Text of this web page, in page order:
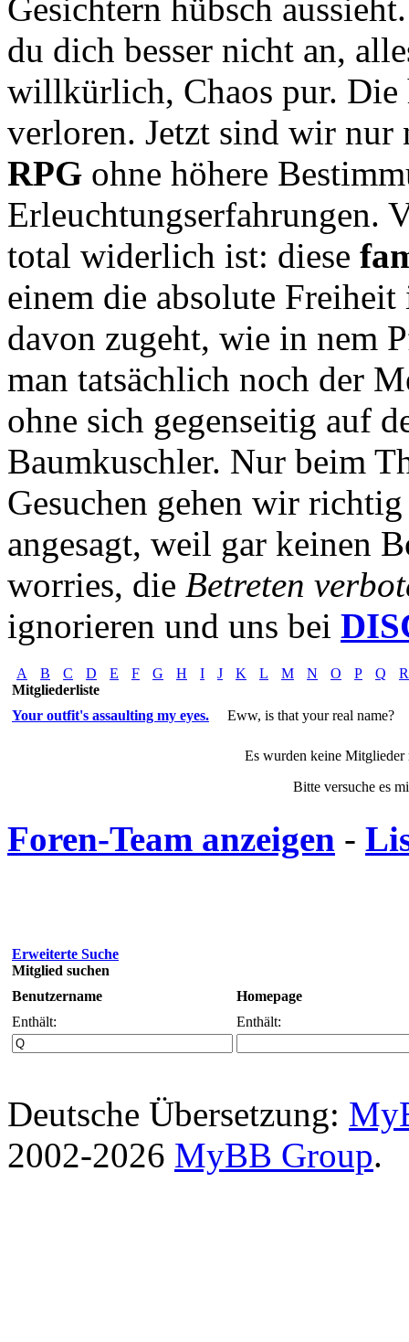
Gesichtern hübsch
du dich besser nicht an,
willkürlich, Chaos pur. Die
verloren. Jetzt sind wir nur
RPG ohne höhere
Erleuchtungserfahrungen.
total widerlich ist: diese
einem die absolute
davon zugeht, wie in nem
man tatsächlich noch der
ohne sich gegenseitig auf
Baumkuschler. Nur beim
Gesuchen gehen wir
angesagt, weil gar keinen
worries, die Betreten
ignorieren und uns bei
A B C D E F G H I J K L M N O P Q
R
Mitgliederliste
Your outfit's assaulting my eyes.
Eww, is that your real name?
Es wurden keine Mitglieder
Bitte versuche es
Foren-Team anzeigen -
Erweiterte Suche
Mitglied suchen
Benutzername
Homepage
Enthält:
Enthält:
Deutsche Übersetzung:
2002-2026 MyBB Group.